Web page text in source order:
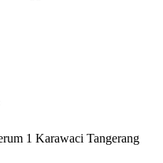
1 Karawaci Tangerang